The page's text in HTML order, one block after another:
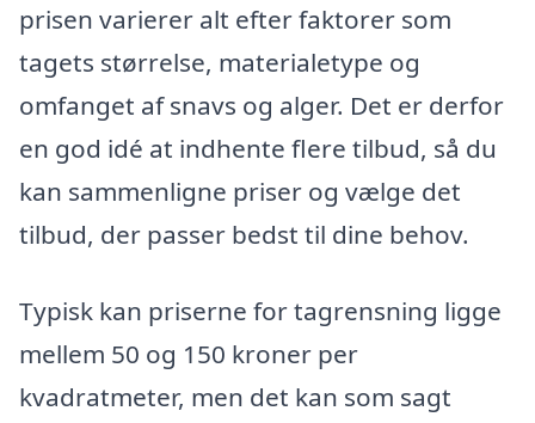
prisen varierer alt efter faktorer som
tagets størrelse, materialetype og
omfanget af snavs og alger. Det er derfor
en god idé at indhente flere tilbud, så du
kan sammenligne priser og vælge det
tilbud, der passer bedst til dine behov.
Typisk kan priserne for tagrensning ligge
mellem 50 og 150 kroner per
kvadratmeter, men det kan som sagt